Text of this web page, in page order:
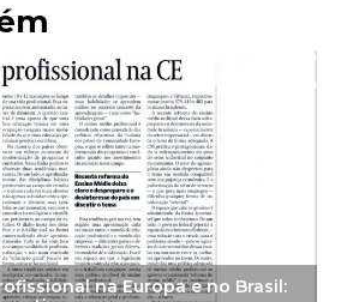
na Europa e no Brasil: